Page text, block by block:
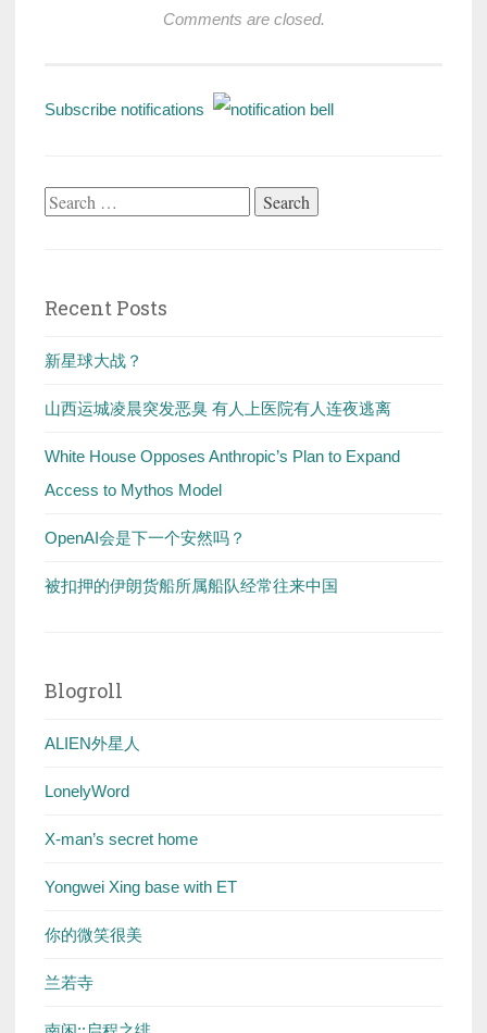
Comments are closed.
Subscribe notifications
Search
Recent Posts
新星球大战？
山西运城凌晨突发恶臭 有人上医院有人连夜逃离
White House Opposes Anthropic’s Plan to Expand
Access to Mythos Model
OpenAI会是下一个安然吗？
被扣押的伊朗货船所属船队经常往来中国
Blogroll
ALIEN外星人
LonelyWord
X-man’s secret home
Yongwei Xing base with ET
你的微笑很美
兰若寺